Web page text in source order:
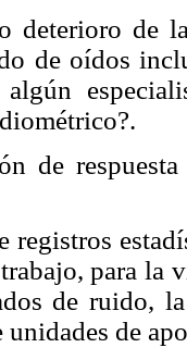
deterioro de
de oídos
de
registros
para la
de ruido,
de